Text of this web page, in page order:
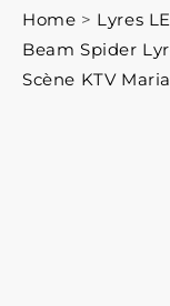
Home > Lyres
Beam Spider
Scène KTV